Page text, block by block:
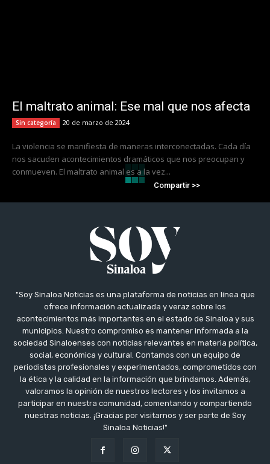
El maltrato animal: Ese mal que nos afecta
Sin categoría 20 de marzo de 2024
La violencia se manifiesta de maneras interconectadas. Cada día
nos sacuden acontecimientos dramáticos que nos preocupan y
conmueven. El maltrato animal es a la vez...
Compartir >>
"Soy Sinaloa Noticias es una plataforma de noticias en línea que
ofrece información actualizada y veraz sobre los
acontecimientos más importantes en el estado de Sinaloa y sus
municipios. Nuestro compromiso es mantener informada a la
sociedad Sinaloenses con noticias relevantes en materia política,
social, económica y cultural. Contamos con un equipo de
periodistas profesionales y experimentados, comprometidos con
la ética y la calidad en la información que brindamos. Además,
valoramos la opinión de nuestros lectores y los invitamos a
participar en nuestra comunidad, comentando y compartiendo
nuestras noticias. ¡Gracias por visitarnos y ser parte de Soy
Sinaloa Noticias!"